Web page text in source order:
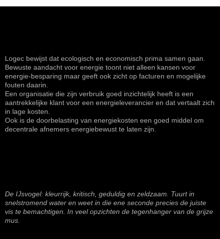
Logec bewijst dat ecologisch en economisch prima samen gaan.
Bewuste aandacht voor energie toont niet alleen kansen voor
energie-besparing maar geeft ook zicht op facturen en mogelijke
fouten daarin.
Een organisatie die zijn verbruik goed inzichtelijk heeft is een
aantrekkelijke klant voor een energieleverancier en dat vertaalt zich
in lage kosten.
Ook is de doorbelasting van energiekosten een goed middel om
decentrale afnemers energiebewust te laten zijn.
De IJsvogel: kleurrijk, kritisch, geduldig en zeldzaam. Tuurt in
snelstromend water en weet in die ene seconde precies de juiste
vis te bemachtigen. In veel opzichten de tegenhanger van de grijze
mus.